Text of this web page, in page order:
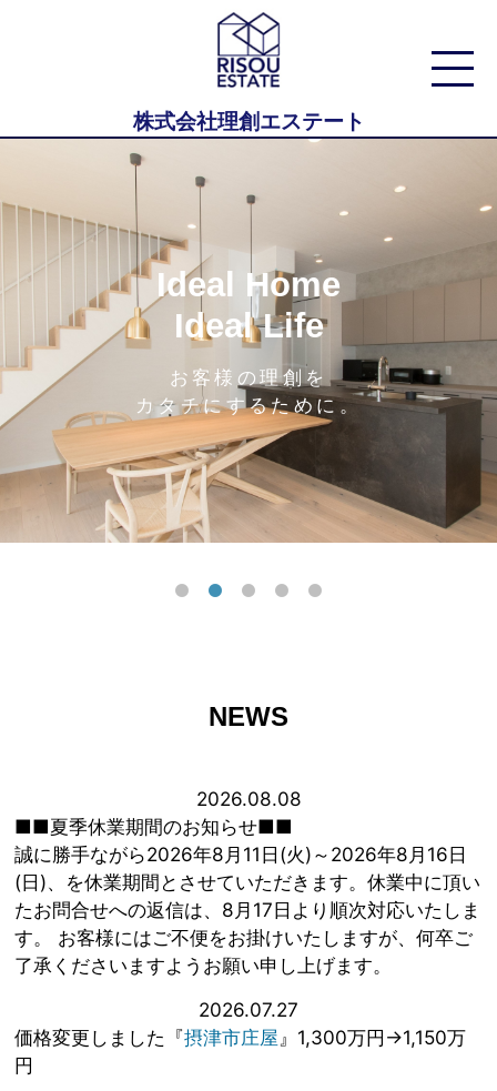
株式会社理創エステート
Ideal Home
Ideal Life
お客様の理創を
カタチにするために。
NEWS
2026.08.08
■■夏季休業期間のお知らせ■■
誠に勝手ながら2026年8月11日(火)～2026年8月16日
(日)、を休業期間とさせていただきます。休業中に頂い
たお問合せへの返信は、8月17日より順次対応いたしま
す。 お客様にはご不便をお掛けいたしますが、何卒ご
了承くださいますようお願い申し上げます。
2026.07.27
価格変更しました『摂津市庄屋』1,300万円→1,150万
円